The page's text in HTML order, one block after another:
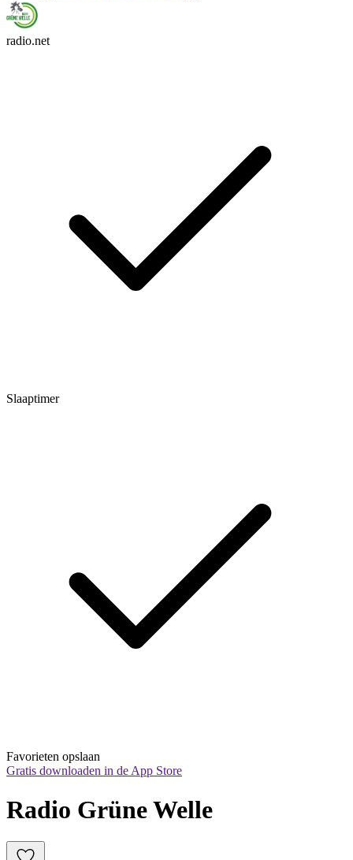
radio.net
Slaaptimer
Favorieten opslaan
Gratis downloaden in de App Store
Radio Grüne Welle